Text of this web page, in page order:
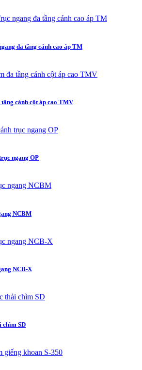
đa tầng cánh cao áp TM
cánh cột áp cao TMV
ngang OP
NCBM
NCB-X
chìm SD